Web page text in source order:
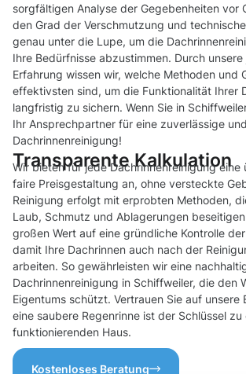
sorgfältigen Analyse der Gegebenheiten vor
den Grad der Verschmutzung und
genau unter die Lupe, um die
Ihre Bedürfnisse abzustimmen. Durch
Erfahrung wissen wir, welche Methoden und
effektivsten sind, um die Funktionalität Ihrer
langfristig zu sichern. Wenn Sie in
Ihr Ansprechpartner für eine zuverlässige
Dachrinnenreinigung!
Transparente Kalkulation
Wir bieten für jede Dachrinnenreinigung eine
faire Preisgestaltung an, ohne versteckte
Reinigung erfolgt mit erprobten Methoden,
Laub, Schmutz und Ablagerungen
großen Wert auf eine gründliche Kontrolle
damit Ihre Dachrinnen auch nach der
arbeiten. So gewährleisten wir eine
Dachrinnenreinigung in Schiffweiler, die den
Eigentums schützt. Vertrauen Sie auf unsere
eine saubere Regenrinne ist der Schlüssel
funktionierenden Haus.
Kostenloses Beratung